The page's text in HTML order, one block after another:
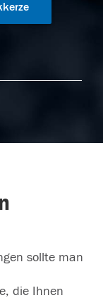
sollte man
die Ihnen